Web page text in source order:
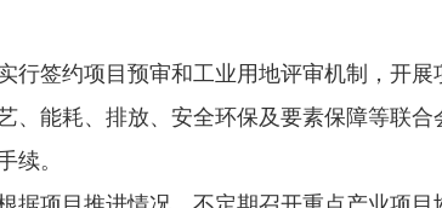
行签约项目预审和工业用地评审机制，开展
、能耗、排放、安全环保及要素保障等联合
续。